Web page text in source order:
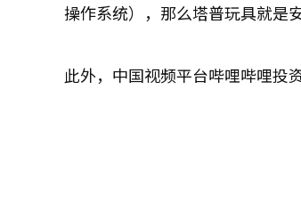
操作系统），那么塔普玩具就是
此外，中国视频平台哔哩哔哩投